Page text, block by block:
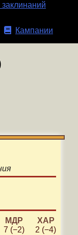
заклинаний
Кампании
МДР
7 (−2)
ХАР
2 (−4)